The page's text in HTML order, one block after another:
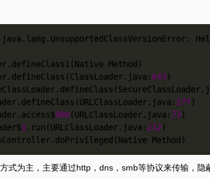
java.lang.UnsupportedClassVersionError:
643)
277)
000(URLClassLoader.java: 73)
1 .run(URLClassLoader.java: 212 )
Method)
式为主，主要通过http，dns，smb等协议来传输，隐